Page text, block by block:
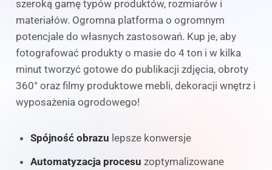
szeroką gamę typów produktów, rozmiarów i
materiałów. Ogromna platforma o ogromnym
potencjale do własnych zastosowań. Kup je, aby
fotografować produkty o masie do 4 ton i w kilka
minut tworzyć gotowe do publikacji zdjęcia, obroty
360° oraz filmy produktowe mebli, dekoracji wnętrz i
wyposażenia ogrodowego!
Spójność obrazu lepsze konwersje
Automatyzacja procesu zoptymalizowane